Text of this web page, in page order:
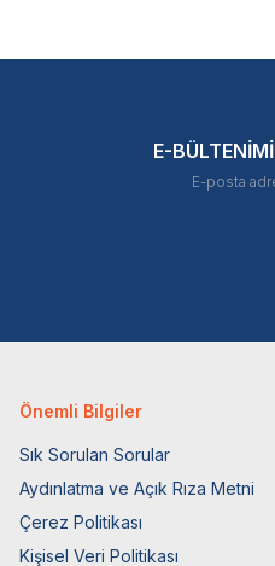
E-
Önemli Bilgiler
Sık Sorulan Sorular
Aydınlatma ve Açık Rıza Metni
Çerez Politikası
Kişisel Veri Politikası